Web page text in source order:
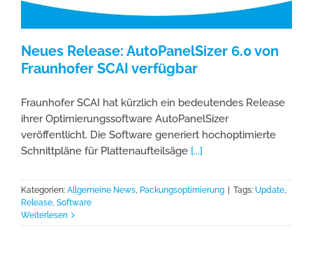
Neues Release: AutoPanelSizer 6.0 von
Fraunhofer SCAI verfügbar
Fraunhofer SCAI hat kürzlich ein bedeutendes Release
ihrer Optimierungssoftware AutoPanelSizer
veröffentlicht. Die Software generiert hochoptimierte
Schnittpläne für Plattenaufteilsäge [...]
Kategorien: Allgemeine News, Packungsoptimierung | Tags: Update,
Release, Software
Weiterlesen